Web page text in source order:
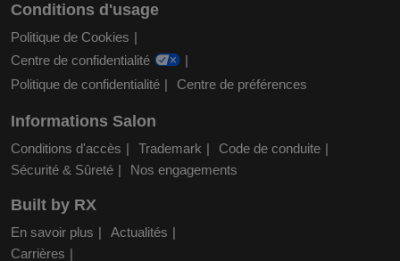
Conditions d'usage
Politique de Cookies
Centre de confidentialité
Politique de confidentialité
Centre de préférences
Informations Salon
Conditions d'accès Trademark
Code de conduite
Sécurité & Sûreté
Nos engagements
Built by RX
En savoir plus
Actualités
Carrières